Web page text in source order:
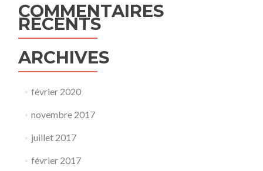
COMMENTAIRES
RÉCENTS
ARCHIVES
février 2020
novembre 2017
juillet 2017
février 2017